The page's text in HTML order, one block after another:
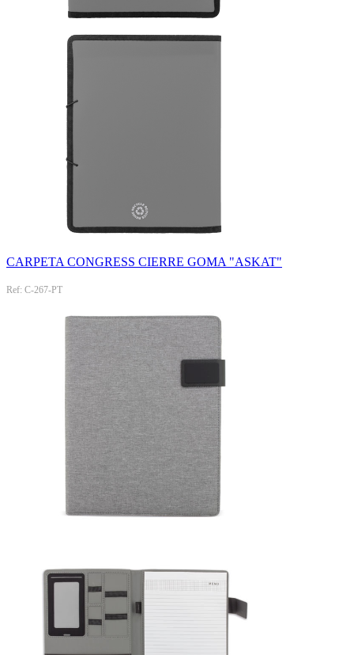
CARPETA CONGRESS CIERRE GOMA "ASKAT"
Ref: C-267-PT